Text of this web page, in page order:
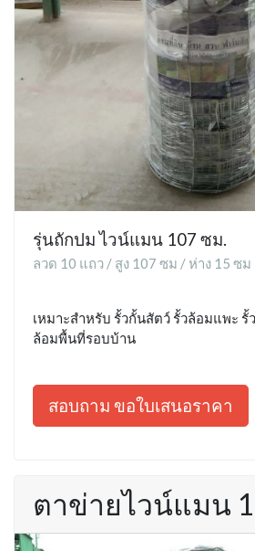
รุ่นถักปม ไวน์แมน 107 ซม.
ลวด 10 แถว / สูง 107 ซม / ห่าง 15 ซม
เหมาะสำหรับ รั้วกั้นสัตว์ รั้วล้อมแพะ
ล้อมพื้นที่รอบบ้าน
สอบถาม ขอใบเสนอราคา
ตาข่ายไวน์แมน